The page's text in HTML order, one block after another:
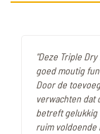
"Deze Triple
goed moutig
Door de
verwachten dat
betreft gelukkig
ruim voldoende